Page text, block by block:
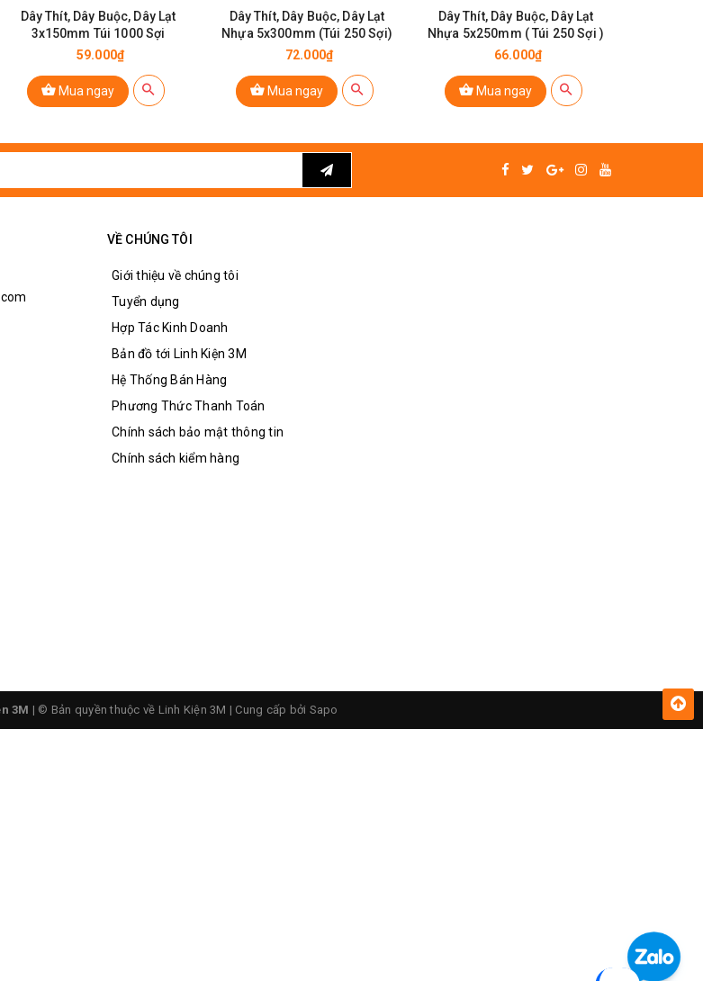
dụng của nó.
Dây Thít, Dây Buộc, Dây Lạt
3x150mm Túi 1000 Sợi
59.000₫
Mua ngay
Dây Thít, Dây Buộc, Dây Lạt
Nhựa 5x300mm (Túi 250 Sợi)
72.000₫
Mua ngay
Dây Thít, Dây Buộc, Dây Lạt
Nhựa 5x250mm ( Túi 250 Sợi )
66.000₫
Mua ngay
VỀ CHÚNG TÔI
Giới thiệu về chúng tôi
Tuyển dụng
Hợp Tác Kinh Doanh
Bản đồ tới Linh Kiện 3M
Hệ Thống Bán Hàng
Phương Thức Thanh Toán
Chính sách bảo mật thông tin
Chính sách kiểm hàng
3M | © Bản quyền thuộc về Linh Kiện 3M | Cung cấp bởi Sapo